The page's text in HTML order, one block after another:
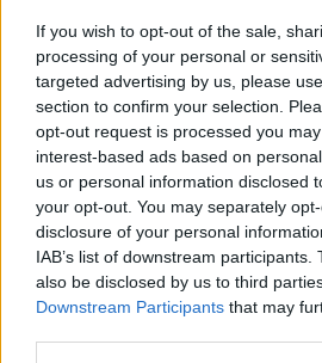
If you wish to opt-out of the sale,
processing of your personal or
targeted advertising by us, please
section to confirm your selection.
opt-out request is processed you
interest-based ads based on
us or personal information disclosed
your opt-out. You may separately
disclosure of your personal
IAB’s list of downstream
also be disclosed by us to third
Downstream Participants that may
Zpravodajství
Začala výměna veřejného
Svatohorské aleji
Martin Poulíček - 17. 8. 2020
PŘÍBRAM – V těchto dnech začala výměna
Svatohorské aleji. Celkem jde o výměnu
osvětlení a svítidel. Ty...